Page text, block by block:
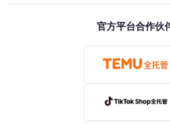
官方平台合作伙